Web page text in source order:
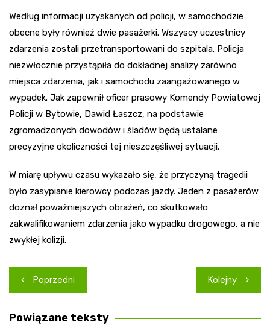
Według informacji uzyskanych od policji, w samochodzie
obecne były również dwie pasażerki. Wszyscy uczestnicy
zdarzenia zostali przetransportowani do szpitala. Policja
niezwłocznie przystąpiła do dokładnej analizy zarówno
miejsca zdarzenia, jak i samochodu zaangażowanego w
wypadek. Jak zapewnił oficer prasowy Komendy Powiatowej
Policji w Bytowie, Dawid Łaszcz, na podstawie
zgromadzonych dowodów i śladów będą ustalane
precyzyjne okoliczności tej nieszczęśliwej sytuacji.
W miarę upływu czasu wykazało się, że przyczyną tragedii
było zasypianie kierowcy podczas jazdy. Jeden z pasażerów
doznał poważniejszych obrażeń, co skutkowało
zakwalifikowaniem zdarzenia jako wypadku drogowego, a nie
zwykłej kolizji.
Nawigacja
wpisu
Poprzedni Kolejny
Powiązane teksty